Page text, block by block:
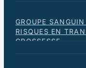
GROUPE
RISQUES EN
GROSSESSE